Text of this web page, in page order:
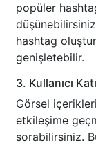
popüler
hashtag
genişletebilir.
3. Kullanıcı
Görsel
etkileşime
sorabilirsiniz.